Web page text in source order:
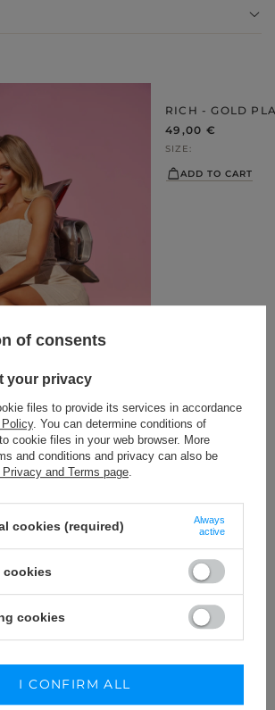
STILETTOS
RICH - GOLD
49,00 €
SIZE
ADD TO CART
of consents
your privacy
files to provide its services in accordance
. You can determine conditions of
cookie files in your web browser. More
and conditions and privacy can also be
Privacy and Terms page
cookies (required)
Always
active
cookies
I CONFIRM ALL